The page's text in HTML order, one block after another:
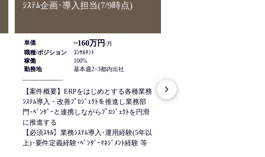
ｼｽﾃﾑ企画･導入担当(7/9時点)
単価 ~160万円 /月
職種/ポジション
ｺﾝｻﾙﾀﾝﾄ
稼働
100%
勤務地
基本週2~3都内出社
【案件概要】ERPをはじめとする各種業務
ｼｽﾃﾑ導入・改善ﾌﾟﾛｼﾞｪｸﾄを推進し業務部
門･ﾍﾞﾝﾀﾞｰと連携しながらﾌﾟﾛｼﾞｪｸﾄを円滑
に推進する
【必須ｽｷﾙ】業務ｼｽﾃﾑ導入･運用経験(5年以
上)･要件定義経験･ﾍﾞﾝﾀﾞｰﾏﾈｼﾞﾒﾝﾄ経験 等
【案件概要】 製造業向け